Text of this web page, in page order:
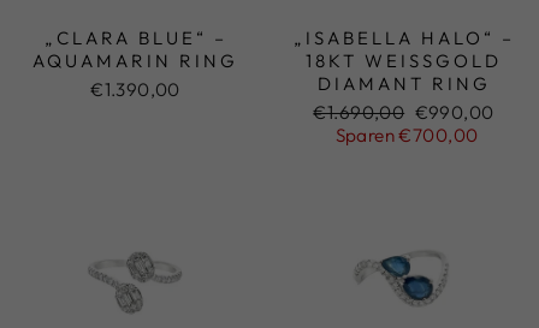
„CLARA BLUE“ –
AQUAMARIN RING
€1.390,00
„ISABELLA HALO“ –
18KT WEISSGOLD D
IAMANT RING
Normaler
Preis
€1.690,00 Sonderpreis
€990,00
Sparen €700,00